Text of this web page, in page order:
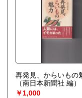
再発見、からいもの
（南日本新聞社 編）
￥1,000